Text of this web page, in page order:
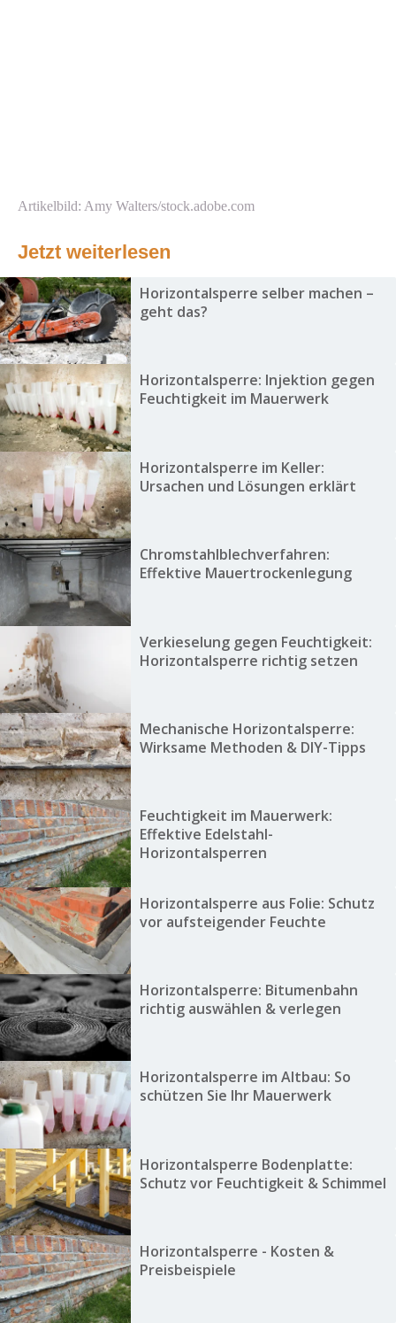
Artikelbild: Amy Walters/stock.adobe.com
Jetzt weiterlesen
Horizontalsperre selber machen –
geht das?
Horizontalsperre: Injektion gegen
Feuchtigkeit im Mauerwerk
Horizontalsperre im Keller:
Ursachen und Lösungen erklärt
Chromstahlblechverfahren:
Effektive Mauertrockenlegung
Verkieselung gegen Feuchtigkeit:
Horizontalsperre richtig setzen
Mechanische Horizontalsperre:
Wirksame Methoden & DIY-Tipps
Feuchtigkeit im Mauerwerk:
Effektive Edelstahl-
Horizontalsperren
Horizontalsperre aus Folie: Schutz
vor aufsteigender Feuchte
Horizontalsperre: Bitumenbahn
richtig auswählen & verlegen
Horizontalsperre im Altbau: So
schützen Sie Ihr Mauerwerk
Horizontalsperre Bodenplatte:
Schutz vor Feuchtigkeit & Schimmel
Horizontalsperre - Kosten &
Preisbeispiele